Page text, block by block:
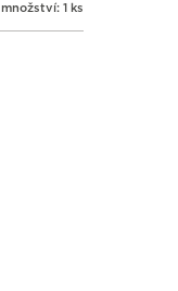
množství: 1 ks